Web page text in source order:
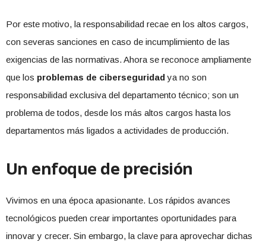
Por este motivo, la responsabilidad recae en los altos cargos,
con severas sanciones en caso de incumplimiento de las
exigencias de las normativas. Ahora se reconoce ampliamente
que los problemas de ciberseguridadya no son
responsabilidad exclusiva del departamento técnico; son un
problema de todos, desde los más altos cargos hasta los
departamentos más ligados a actividades de producción.
Un enfoque de precisión
Vivimos en una época apasionante. Los rápidos avances
tecnológicos pueden crear importantes oportunidades para
innovar y crecer. Sin embargo, la clave para aprovechar dichas